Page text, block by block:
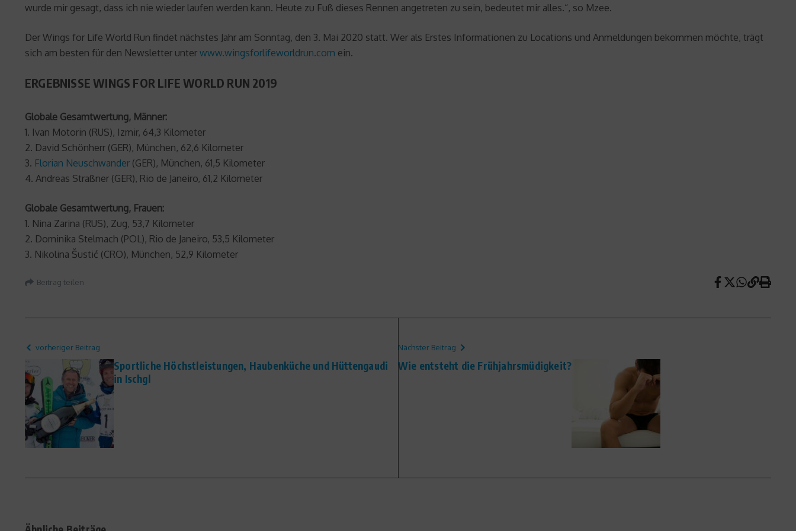
wurde mir gesagt, dass ich nie wieder laufen werden kann. Heute zu Fuß dieses Rennen angetreten zu sein, bedeutet mir alles.“, so Mzee.
Der Wings for Life World Run findet nächstes Jahr am Sonntag, den 3. Mai 2020 statt. Wer als Erstes Informationen zu Locations und Anmeldungen bekommen möchte, trägt
sich am besten für den Newsletter unter www.wingsforlifeworldrun.com ein.
ERGEBNISSE WINGS FOR LIFE WORLD RUN 2019
Globale Gesamtwertung, Männer:
1. Ivan Motorin (RUS), Izmir, 64,3 Kilometer
2. David Schönherr (GER), München, 62,6 Kilometer
3. Florian Neuschwander (GER), München, 61,5 Kilometer
4. Andreas Straßner (GER), Rio de Janeiro, 61,2 Kilometer
Globale Gesamtwertung, Frauen:
1. Nina Zarina (RUS), Zug, 53,7 Kilometer
2. Dominika Stelmach (POL), Rio de Janeiro, 53,5 Kilometer
3. Nikolina Šustić (CRO), München, 52,9 Kilometer
Beitrag teilen
vorheriger Beitrag
Sportliche Höchstleistungen, Haubenküche und Hüttengaudi
in Ischgl
Nächster Beitrag
Wie entsteht die Frühjahrsmüdigkeit?